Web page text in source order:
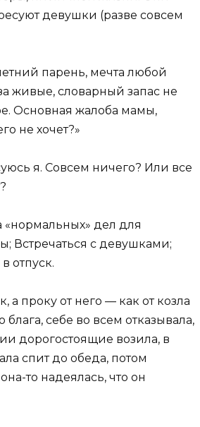
девушки (разве совсем
парень, мечта любой
живые, словарный запас не
Основная жалоба мамы,
не хочет?»
я. Совсем ничего? Или все
«нормальных» дел для
Встречаться с девушками;
отпуск.
проку от него — как от козла
себе во всем отказывала,
дорогостоящие возила, в
спит до обеда, потом
то надеялась, что он